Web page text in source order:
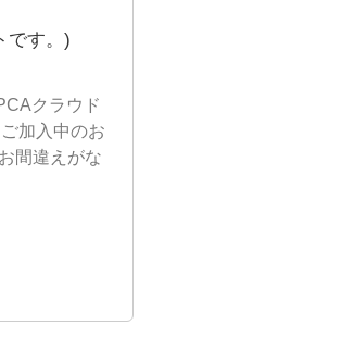
です。)
クラウド
加入中のお
間違えがな